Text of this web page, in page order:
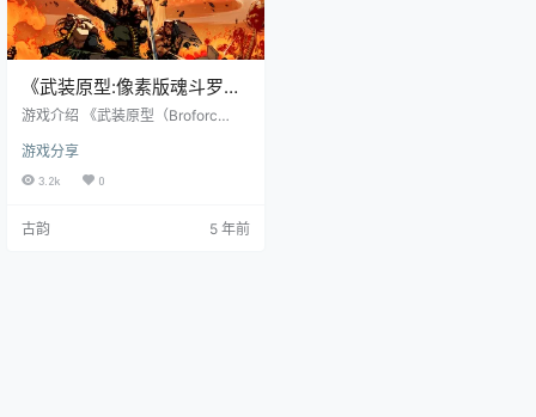
《武装原型:像素版魂斗罗》
steam正版离线版共享账号
游戏介绍 《武装原型（Broforc
斗罗，其实他就是一个像素版的魂
斗罗，2015年发售，目前steam评
不足但能力过硬、专门处理极端组
游戏分享
3.2k 0
古韵 5 年前